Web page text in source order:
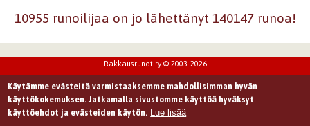
10955 runoilijaa on jo lähettänyt 140147 runoa!
Rakkausrunot ry © 2003-2026
Käytämme evästeitä varmistaaksemme mahdollisimman hyvän
käyttökokemuksen. Jatkamalla sivustomme käyttöä hyväksyt
käyttöehdot ja evästeiden käytön. Lue lisää